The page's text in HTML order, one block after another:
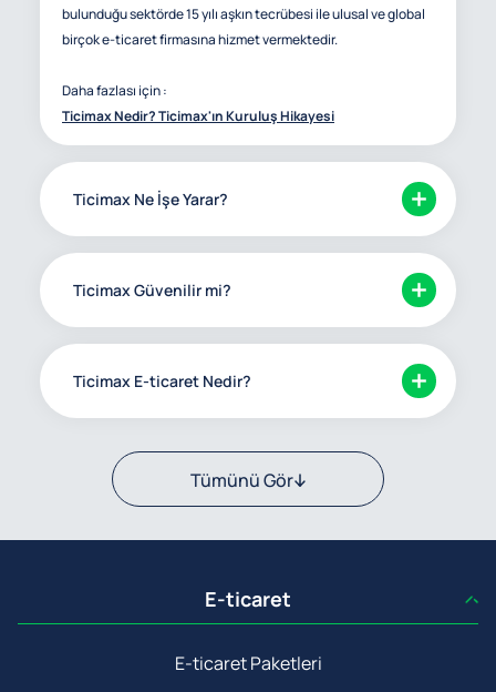
bulunduğu sektörde 15 yılı aşkın tecrübesi ile ulusal ve global
birçok e-ticaret firmasına hizmet vermektedir.
Daha fazlası için :
Ticimax Nedir? Ticimax'ın Kuruluş Hikayesi
Ticimax Ne İşe Yarar?
Ticimax Güvenilir mi?
Ticimax E-ticaret Nedir?
Tümünü Gör
E-ticaret
E-ticaret Paketleri